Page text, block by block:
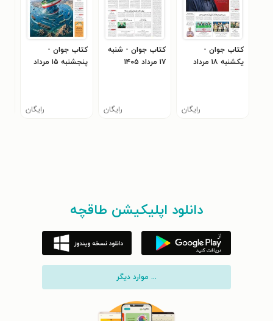
کتاب جوان -
يکشنبه ۱۸ مرداد
رایگان
کتاب جوان - شنبه
۱۷ مرداد ۱۴۰۵
رایگان
کتاب جوان -
پنجشنبه ۱۵ مرداد
رایگان
دانلود اپلیکیشن طاقچه
... موارد دیگر